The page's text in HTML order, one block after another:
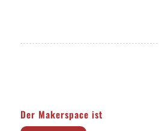
Der Makerspace ist